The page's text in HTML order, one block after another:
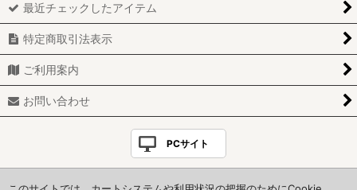
最近チェックしたアイテム
特定商取引法表示
ご利用案内
お問い合わせ
PCサイト
Copyright(C)＊HoneyStyle＊. All Rights Reserved.